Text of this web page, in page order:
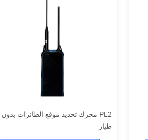
PL2 محرك تحديد موقع الطائرات بدون
طيار